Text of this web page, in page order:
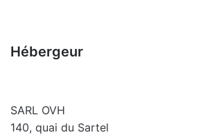
Hébergeur
SARL OVH
140, quai du Sartel